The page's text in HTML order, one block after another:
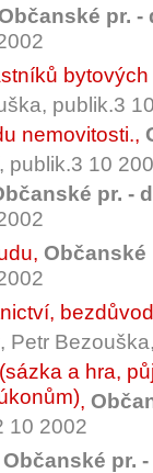
pr. -
publik.3
nemovitosti.,
publik.3 10
pr. -
, Občanské
, Petr
a hra,
,
10 2002
Občanské pr.